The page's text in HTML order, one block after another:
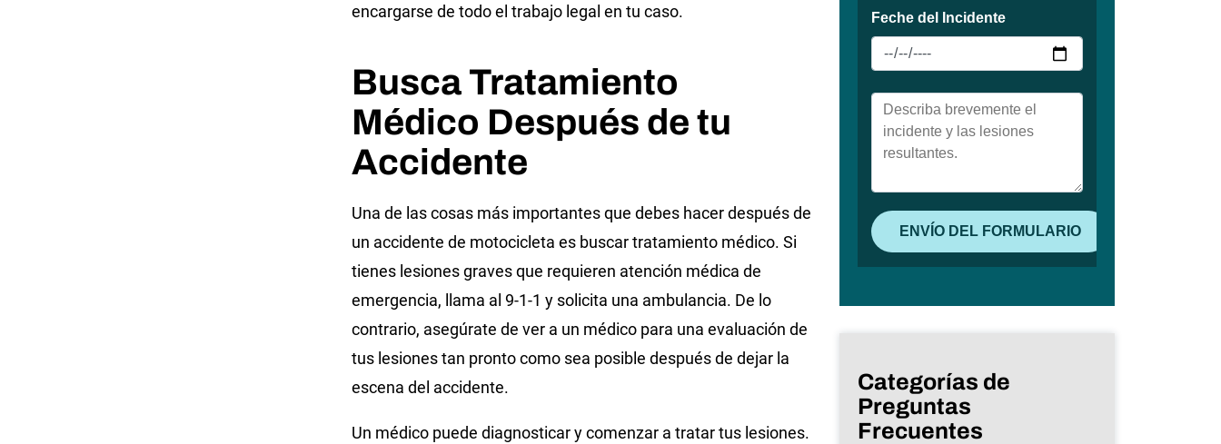
encargarse de todo el trabajo legal en tu caso.
Busca Tratamiento
Médico Después de tu
Accidente
Una de las cosas más importantes que debes hacer después de
un accidente de motocicleta es buscar tratamiento médico. Si
tienes lesiones graves que requieren atención médica de
emergencia, llama al 9-1-1 y solicita una ambulancia. De lo
contrario, asegúrate de ver a un médico para una evaluación de
tus lesiones tan pronto como sea posible después de dejar la
escena del accidente.
Un médico puede diagnosticar y comenzar a tratar tus lesiones.
Categorías de
Preguntas
Frecuentes